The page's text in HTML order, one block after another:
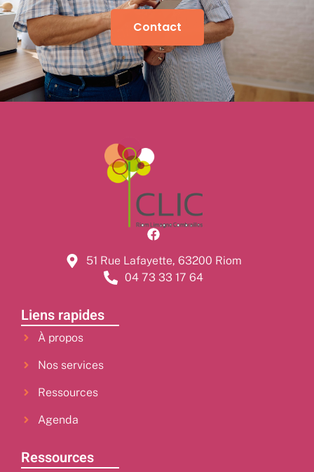
Contact
51 Rue Lafayette, 63200 Riom
04 73 33 17 64
Liens rapides
À propos
Nos services
Ressources
Agenda
Ressources